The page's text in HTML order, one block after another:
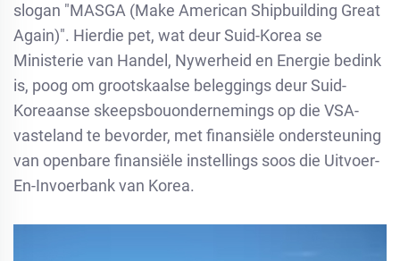
slogan "MASGA (Make American Shipbuilding Great
Again)". Hierdie pet, wat deur Suid-Korea se
Ministerie van Handel, Nywerheid en Energie bedink
is, poog om grootskaalse beleggings deur Suid-
Koreaanse skeepsbouondernemings op die VSA-
vasteland te bevorder, met finansiële ondersteuning
van openbare finansiële instellings soos die Uitvoer-
En-Invoerbank van Korea.